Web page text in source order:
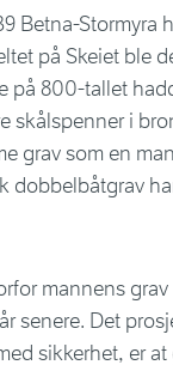
Betna-Stormyra
på Skeiet ble
på 800-tallet
skålspenner i
grav som en
dobbelbåtgrav
mannens
senere. Det
sikkerhet, er